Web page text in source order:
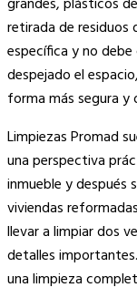
retirada de residuos
específica y no
despejado el
forma más segura y
Limpiezas Promad
una perspectiva
inmueble y después
viviendas
llevar a limpiar dos
detalles
una limpieza